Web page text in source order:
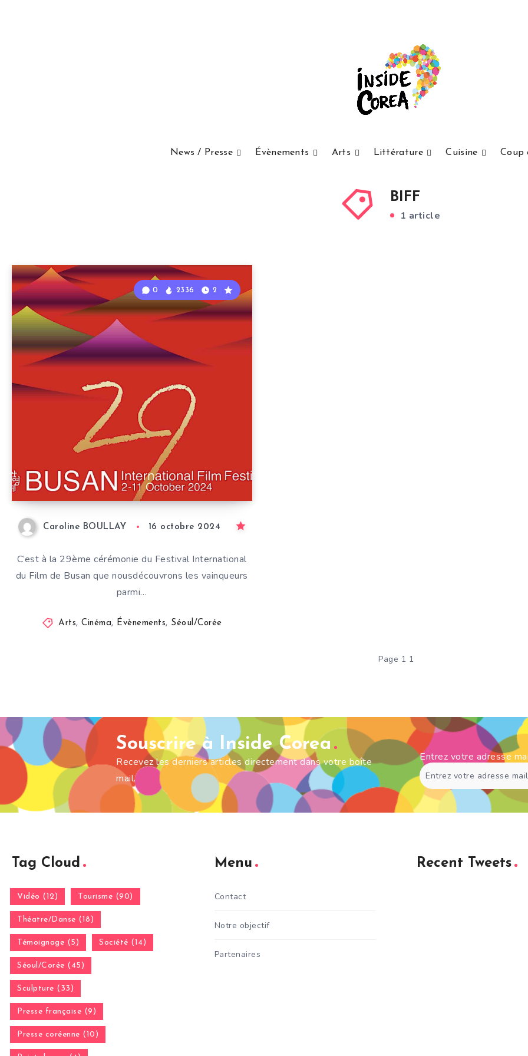
News / Presse Évènements Arts Littérature Cuisine Coup
BIFF
1 article
0 2336 2
Caroline BOULLAY 16 octobre 2024
C’est à la 29ème cérémonie du Festival International
du Film de Busan que nousdécouvrons les vainqueurs
parmi…
Arts,Cinéma, Évènements, Séoul/Corée
Page 1 1
Souscrire à Inside Corea
Recevez les derniers articles directement dans votre boîte
mail.
Entrez votre adresse
Tag Cloud
Vidéo (12) Tourisme (90)
Théatre/Danse (18)
Témoignage (5) Société (14)
Séoul/Corée (45)
Sculpture (33)
Presse française (9)
Presse coréenne (10)
Menu
Contact
Notre objectif
Partenaires
Recent Tweets